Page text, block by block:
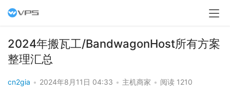
2024年搬瓦工/BandwagonHost所有方案
整理汇总
cn2gia • 2024年8月11日 04:33 • 主机商家 • 阅读 1210